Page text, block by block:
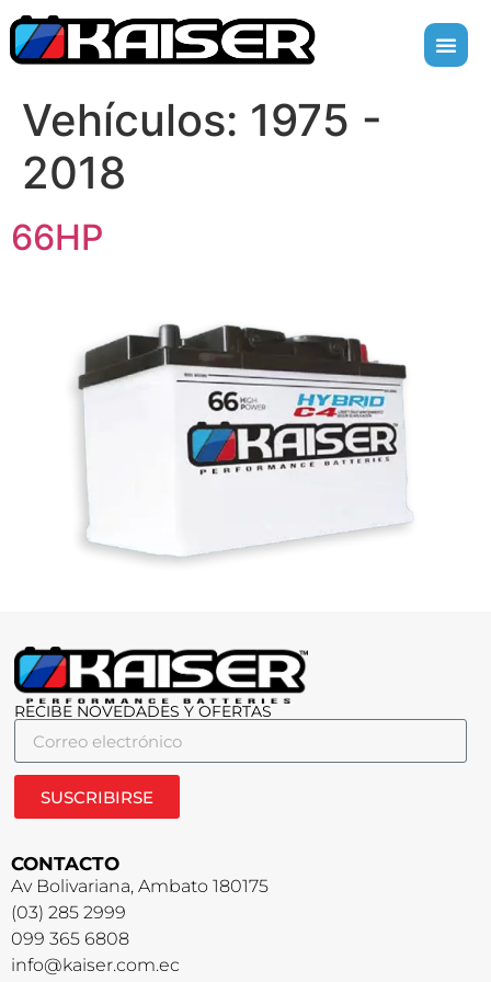
Vehículos: 1975 -
2018
66HP
RECIBE NOVEDADES Y OFERTAS
SUSCRIBIRSE
CONTACTO
Av Bolivariana, Ambato 180175
(03) 285 2999
099 365 6808
info@kaiser.com.ec